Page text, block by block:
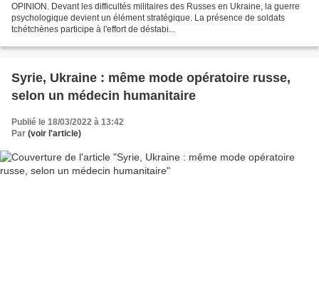
OPINION. Devant les difficultés militaires des Russes en Ukraine, la guerre
psychologique devient un élément stratégique. La présence de soldats
tchétchènes participe à l'effort de déstabi...
Syrie, Ukraine : même mode opératoire russe,
selon un médecin humanitaire
Publié le 18/03/2022 à 13:42
Par (voir l'article)